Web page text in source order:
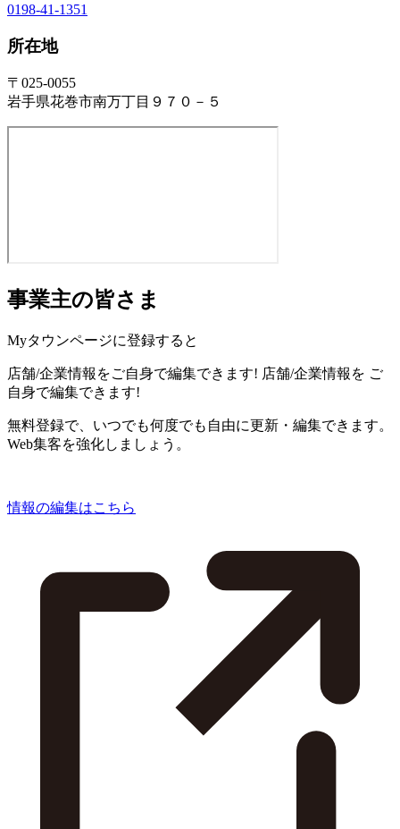
0198-41-1351
所在地
〒025-0055
岩手県花巻市南万丁目９７０－５
事業主の皆さま
Myタウンページに登録すると
店舗/企業情報をご自身で編集できます! 店舗/企業情報を ご
自身で編集できます!
無料登録で、いつでも何度でも自由に更新・編集できます。
Web集客を強化しましょう。
情報の編集はこちら